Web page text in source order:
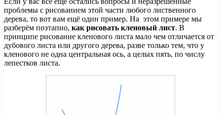
проблемы с рисованием этой части любого лиственного
дерева, то вот вам ещё один пример. На этом примере мы
разберём поэтапно, как рисовать кленовый лист. В
принципе рисование кленового листа мало чем отличается от
дубового листа или другого дерева, разве только тем, что у
кленового не одна центральная ось, а целых пять, по числу
лепестков листа.